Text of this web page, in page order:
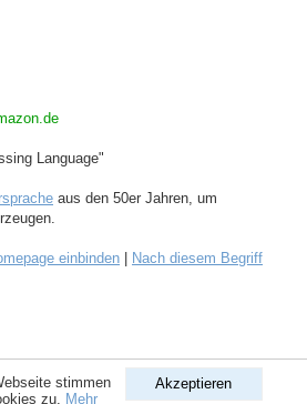
Language"
aus den 50er Jahren, um
einbinden
Nach diesem Begriff
Akzeptieren
stimmen
zu. Mehr
| All rights reserved.